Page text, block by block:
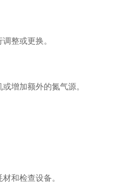
整或更换。
增加额外的氮气源。
和检查设备。